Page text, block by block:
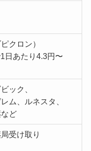
クロン）
日あたり4.3円〜
ック、
ム、ルネスタ、
ど
受け取り